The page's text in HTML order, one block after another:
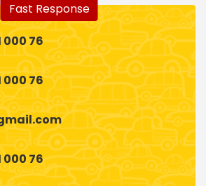
Fast Response
000 76
000 76
000 76